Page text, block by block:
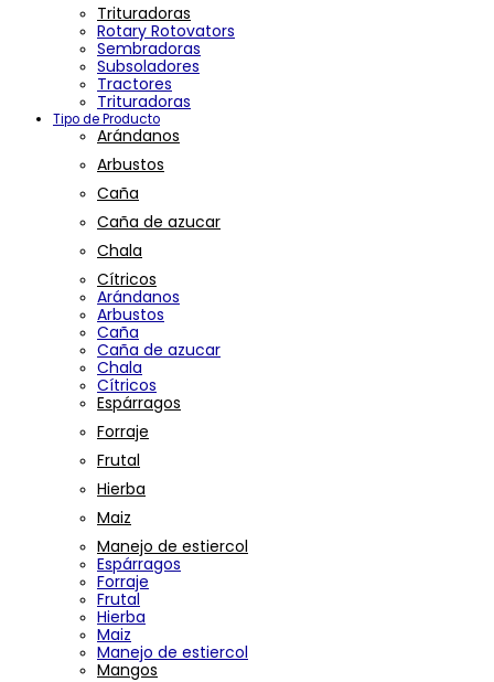
Trituradoras
Rotary Rotovators
Sembradoras
Subsoladores
Tractores
Trituradoras
Tipo de Producto
Arándanos
Arbustos
Caña
Caña de azucar
Chala
Cítricos
Arándanos
Arbustos
Caña
Caña de azucar
Chala
Cítricos
Espárragos
Forraje
Frutal
Hierba
Maiz
Manejo de estiercol
Espárragos
Forraje
Frutal
Hierba
Maiz
Manejo de estiercol
Mangos